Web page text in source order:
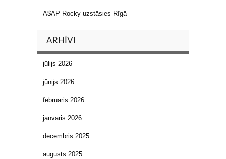
A$AP Rocky uzstāsies Rīgā
ARHĪVI
jūlijs 2026
jūnijs 2026
februāris 2026
janvāris 2026
decembris 2025
augusts 2025